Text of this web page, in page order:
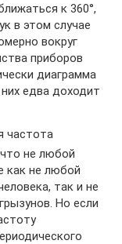
к 360°,
в этом случае
вокруг
приборов
диаграмма
едва доходит
частота
не любой
как не любой
так и не
Но если